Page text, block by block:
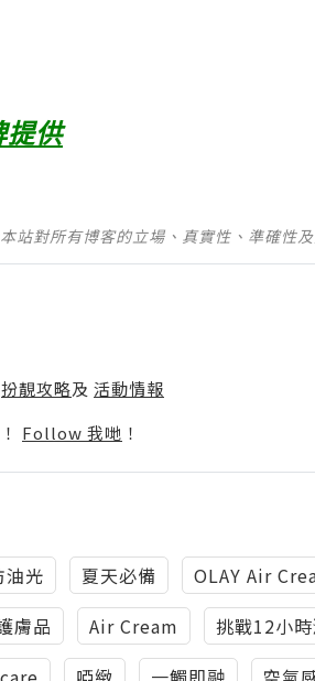
提供
站對所有博客的立場、真實性、準確性
扮靚攻略及 活動情報
Follow 我哋 ！
油光 夏天必備 OLAY Air
膚品 Air Cream
挑戰12小